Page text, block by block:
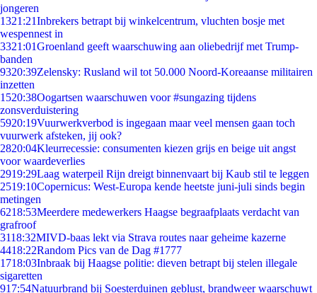
jongeren
1321:21Inbrekers betrapt bij winkelcentrum, vluchten bosje met
wespennest in
3321:01Groenland geeft waarschuwing aan oliebedrijf met Trump-
banden
9320:39Zelensky: Rusland wil tot 50.000 Noord-Koreaanse militairen
inzetten
1520:38Oogartsen waarschuwen voor #sungazing tijdens
zonsverduistering
5920:19Vuurwerkverbod is ingegaan maar veel mensen gaan toch
vuurwerk afsteken, jij ook?
2820:04Kleurrecessie: consumenten kiezen grijs en beige uit angst
voor waardeverlies
2919:29Laag waterpeil Rijn dreigt binnenvaart bij Kaub stil te leggen
2519:10Copernicus: West-Europa kende heetste juni-juli sinds begin
metingen
6218:53Meerdere medewerkers Haagse begraafplaats verdacht van
grafroof
3118:32MIVD-baas lekt via Strava routes naar geheime kazerne
4418:22Random Pics van de Dag #1777
1718:03Inbraak bij Haagse politie: dieven betrapt bij stelen illegale
sigaretten
917:54Natuurbrand bij Soesterduinen geblust, brandweer waarschuwt